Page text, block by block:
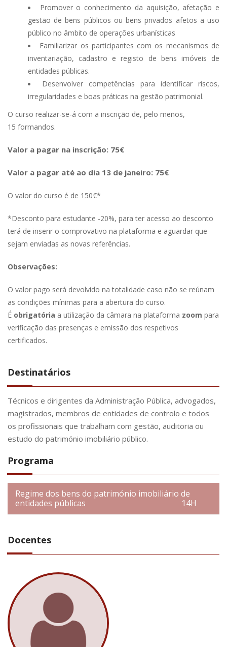
Promover o conhecimento da aquisição, afetação e
gestão de bens públicos ou bens privados afetos a uso
público no âmbito de operações urbanísticas
Familiarizar os participantes com os mecanismos de
inventariação, cadastro e registo de bens imóveis de
entidades públicas.
Desenvolver competências para identificar riscos,
irregularidades e boas práticas na gestão patrimonial.
O curso realizar-se-á com a inscrição de, pelo menos,
15 formandos.
Valor a pagar na inscrição: 75€
Valor a pagar até ao dia 13 de janeiro: 75€
O valor do curso é de 150€*
*Desconto para estudante -20%, para ter acesso ao desconto
terá de inserir o comprovativo na plataforma e aguardar que
sejam enviadas as novas referências.
Observações:
O valor pago será devolvido na totalidade caso não se reúnam
as condições mínimas para a abertura do curso.
É obrigatória a utilização da câmara na plataforma zoom para
verificação das presenças e emissão dos respetivos
certificados.
Destinatários
Técnicos e dirigentes da Administração Pública, advogados,
magistrados, membros de entidades de controlo e todos
os profissionais que trabalham com gestão, auditoria ou
estudo do património imobiliário público.
Programa
Regime dos bens do património imobiliário de
entidades públicas
14H
Docentes